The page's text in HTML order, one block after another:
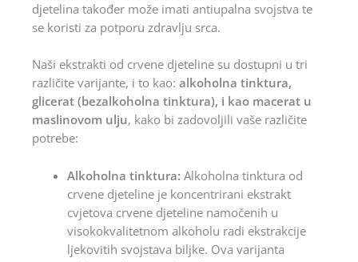
djetelina također može imati antiupalna svojstva te
se koristi za potporu zdravlju srca.
Naši ekstrakti od crvene djeteline su dostupni u tri
različite varijante, i to kao: alkoholna tinktura,
glicerat (bezalkoholna tinktura), i kao macerat u
maslinovom ulju, kako bi zadovoljili vaše različite
potrebe:
Alkoholna tinktura: Alkoholna tinktura od
crvene djeteline je koncentrirani ekstrakt
cvjetova crvene djeteline namočenih u
visokokvalitetnom alkoholu radi ekstrakcije
ljekovitih svojstava biljke. Ova varijanta